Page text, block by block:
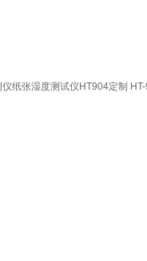
纸张湿度测试仪HT904定制